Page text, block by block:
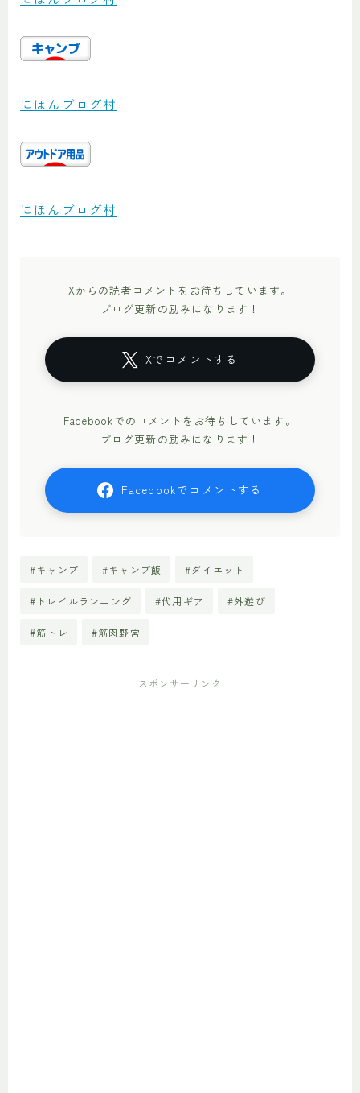
にほんブログ村
にほんブログ村
Xからの読者コメントをお待ちしています。
ブログ更新の励みになります！
Xでコメントする
Facebookでのコメントをお待ちしています。
ブログ更新の励みになります！
Facebookでコメントする
#キャンプ #キャンプ飯 #ダイエット
#トレイルランニング #代用ギア #外遊び
#筋トレ #筋肉野営
スポンサーリンク